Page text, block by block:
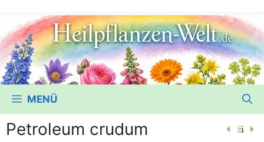
MENÜ
Petroleum crudum